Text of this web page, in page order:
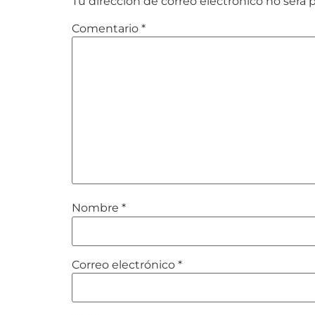
Comentario *
Nombre *
Correo electrónico *